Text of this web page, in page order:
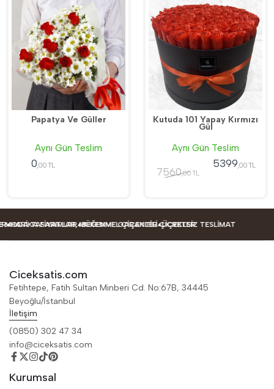
Papatya Ve Güller
Aynı Gün Teslim
0 ,00 TL
Kutuda 101 Yapay Kırmızı
Gül
Aynı Gün Teslim
7560,00 TL
5399,00 TL
FIYATLAR, MÜKEMMEL ÇIÇEKLER ÜCRETSIZ TESLIMAT
TASARIMLAR BEĞENME GARANTILI ÇIÇEKLER
Ciceksatis.com
Fetihtepe, Fatih Sultan Minberi Cd. No:67B, 34445
Beyoğlu/İstanbul
İletişim
(0850) 302 47 34
info@ciceksatis.com
Kurumsal